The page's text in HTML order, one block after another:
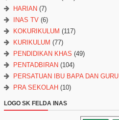
HARIAN (7)
INAS TV (6)
KOKURIKULUM (117)
KURIKULUM (77)
PENDIDIKAN KHAS (49)
PENTADBIRAN (104)
PERSATUAN IBU BAPA DAN GURU
PRA SEKOLAH (10)
LOGO SK FELDA INAS